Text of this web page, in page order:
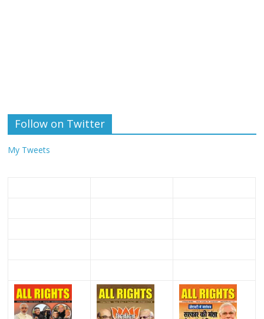
Follow on Twitter
My Tweets